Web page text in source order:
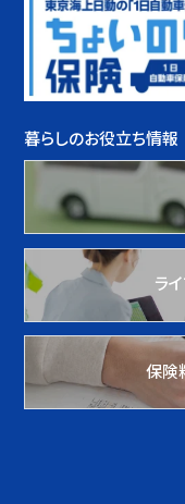
暮らしのお役立ち情報
ラ
保険